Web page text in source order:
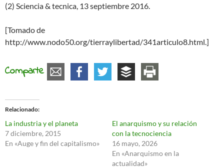
(2) Sciencia & tecnica, 13 septiembre 2016.
[Tomado de
http://www.nodo50.org/tierraylibertad/341articulo8.html.]
Comparte
Relacionado
La industria y el planeta
7 diciembre, 2015
En «Auge y fin del capitalismo»
El anarquismo y su relación
con la tecnociencia
16 mayo, 2026
En «Anarquismo en la
actualidad»